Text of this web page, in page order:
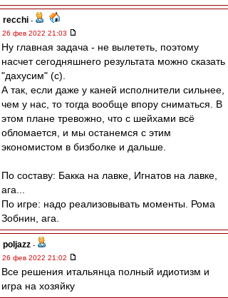
recchi -
26 фев 2022 21:03
Ну главная задача - не вылететь, поэтому
насчет сегодняшнего результата можно сказать
"дахусим" (с).
А так, если даже у каней исполнители сильнее,
чем у нас, то тогда вообще впору сниматься. В
этом плане тревожно, что с шейхами всё
обломается, и мы останемся с этим
экономистом в бизболке и дальше.
По составу: Бакка на лавке, Игнатов на лавке,
ага...
По игре: надо реализовывать моменты. Рома
Зобнин, ага.
poljazz -
26 фев 2022 21:02
Все решения итальянца полный идиотизм и
игра на хозяйку